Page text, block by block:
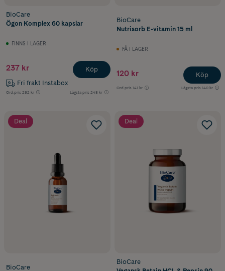
BioCare
Ögon Komplex 60 kapslar
FINNS I LAGER
237 kr
Fri frakt Instabox
Ord.pris 292 kr Lägsta pris 248 kr
Köp
BioCare
Nutrisorb E-vitamin 15 ml
FÅ I LAGER
120 kr
Ord.pris 141 kr Lägsta pris 140 kr
Köp
Deal
BioCare
Deal
BioCare